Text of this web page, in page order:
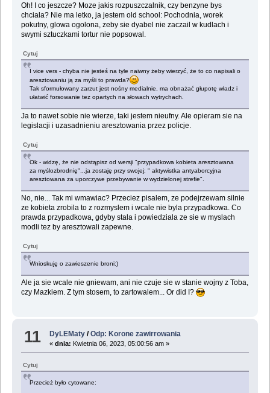
Oh! I co jeszcze? Moze jakis rozpuszczalnik, czy benzyne bys
chciala? Nie ma letko, ja jestem old school: Pochodnia, worek
pokutny, glowa ogolona, zeby sie dyabel nie zaczail w kudlach i
swymi sztuczkami tortur nie popsowal.
Cytuj
I vice vers - chyba nie jesteś na tyle naiwny żeby wierzyć, że to co napisali o
aresztowaniu ją za myśli to prawda?
Tak sformułowany zarzut jest nośny medialnie, ma obnażać głupotę władz i
ułatwić forsowanie tez opartych na słowach wytrychach.
Ja to nawet sobie nie wierze, taki jestem nieufny. Ale opieram sie na
legislacji i uzasadnieniu aresztowania przez policje.
Cytuj
Ok - widzę, że nie odstąpisz od wersji "przypadkowa kobieta aresztowana
za myślozbrodnię"...ja zostaję przy swojej: " aktywistka antyaborcyjna
aresztowana za uporczywe przebywanie w wydzielonej strefie".
No, nie... Tak mi wmawiac? Przeciez pisalem, ze podejrzewam silnie
ze kobieta zrobila to z rozmyslem i wcale nie byla przypadkowa. Co
prawda przypadkowa, gdyby stala i powiedziala ze sie w myslach
modli tez by aresztowali zapewne.
Cytuj
Wnioskuję o zawieszenie broni:)
Ale ja sie wcale nie gniewam, ani nie czuje sie w stanie wojny z Toba,
czy Mazkiem. Z tym stosem, to zartowalem... Or did I?
11 DyLEMaty /Odp: Korone zawirrowania
«dnia: Kwietnia 06, 2023, 05:00:56 am »
Cytuj
Przecież było cytowane: